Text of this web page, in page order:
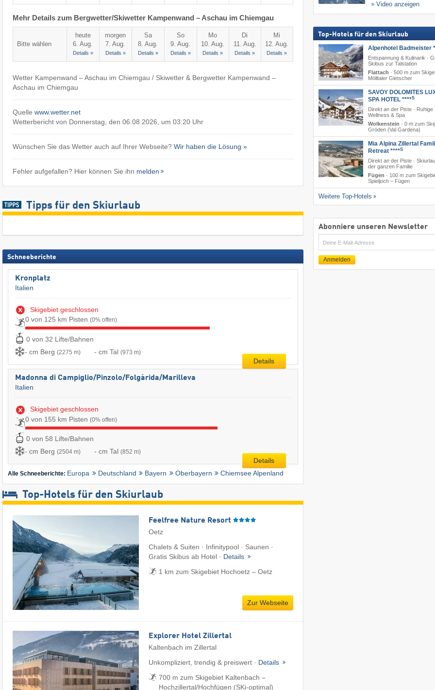
Mehr Details zum Bergwetter/Skiwetter Kampenwand – Aschau im Chiemgau
Bitte wählen
heute
6. Aug.
Details »
morgen
7. Aug.
Details »
Sa
8. Aug.
Details »
So
9. Aug.
Details »
Mo
10. Aug.
Details »
Di
11. Aug.
Details »
Mi
12. Aug.
Details »
Wetter Kampenwand – Aschau im Chiemgau / Skiwetter & Bergwetter Kampenwand –
Aschau im Chiemgau
Quelle www.wetter.net
Wetterbericht von Donnerstag, den 06.08.2026, um 03:20 Uhr
Wünschen Sie das Wetter auch auf Ihrer Webseite? Wir haben die Lösung »
Fehler aufgefallen? Hier können Sie ihn melden
Tipps für den Skiurlaub
Schneeberichte
Kronplatz
Italien
Skigebiet geschlossen
0 von 125 km Pisten (0% offen)
0 von 32 Lifte/Bahnen
- cm Berg (2275 m) - cm Tal (973 m)
Details
Madonna di Campiglio/​Pinzolo/​Folgàrida/​Marilleva
Italien
Skigebiet geschlossen
0 von 155 km Pisten (0% offen)
0 von 58 Lifte/Bahnen
- cm Berg (2504 m) - cm Tal (852 m)
Details
Alle Schneeberichte: Europa Deutschland Bayern Oberbayern Chiemsee Alpenland
Top-Hotels für den Skiurlaub
Feelfree Nature Resort
Oetz
Chalets & Suiten · Infinitypool · Saunen ·
Gratis Skibus ab Hotel · Details
1 km zum Skigebiet Hochoetz – Oetz
Zur Webseite
Explorer Hotel Zillertal
Kaltenbach im Zillertal
Unkompliziert, trendig & preiswert · Details
700 m zum Skigebiet Kaltenbach –
Hochzillertal/​Hochfügen (SKi-optimal)
Video anzeigen
Top-Hotels für den Skiurlaub
Alpenhotel Badmeister
Entspannung & Kulinarik ·
Skibus zur Talstation
Flattach · 500 m zum
Mölltaler Gletscher
SAVOY DOLOMITES
SPA HOTEL ****S
Direkt an der Piste · Ruhige
Wellness & Spa
Wolkenstein · 0 m zum
Gröden (Val Gardena)
Mia Alpina Zillertal
Retreat ****S
Direkt an der Piste ·
der ganzen Familie
Fügen · 100 m zum
Spieljoch – Fügen
Weitere Top-Hotels
Abonniere unseren Newsletter
E-
Mail
Anmelden